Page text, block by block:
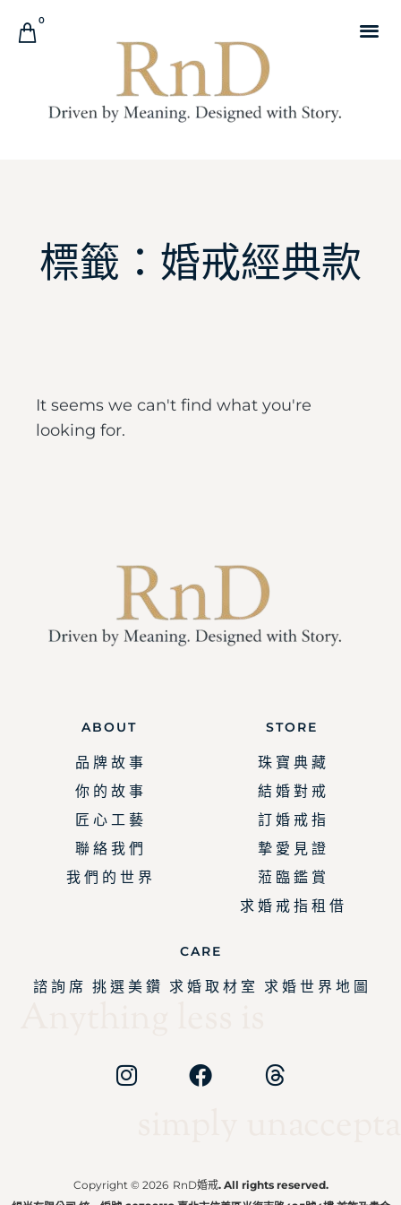
0
標籤：婚戒經典款
It seems we can't find what you're
looking for.
ABOUT
品 牌 故 事
你 的 故 事
匠 心 工 藝
聯 絡 我 們
我 們 的 世 界
STORE
珠 寶 典 藏
結 婚 對 戒
訂 婚 戒 指
摯 愛 見 證
蒞 臨 鑑 賞
求 婚 戒 指 租 借
CARE
諮 詢 席 挑 選 美 鑽 求 婚 取 材 室 求 婚 世 界 地 圖
Copyright © 2026 RnD婚戒. All rights reserved.